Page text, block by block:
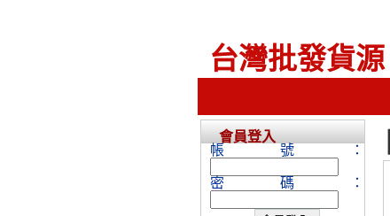
台灣批發貨源
會員登入
帳號：
密碼：